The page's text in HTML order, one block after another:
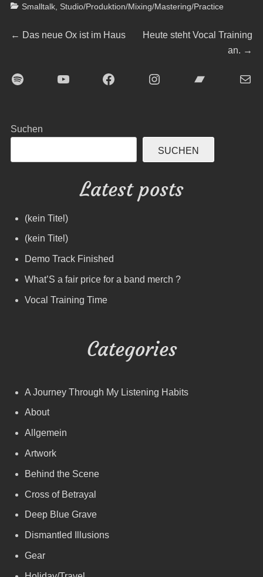
Categories
Smalltalk, Studio/Produktion/Mixing/Mastering/Practice
Beitragsnavigation
← Previous
Das neue Ox ist im Haus
Next
Heute steht Vocal Training
an. →
Spotify YouTubeFacebookInstagramBandcampE-Mail
Suchen
SUCHEN
Latest posts
(kein Titel)
(kein Titel)
Demo Track Finished
What’S a fair price for a band merch ?
Vocal Training Time
Categories
A Journey Through My Listening Habits
About
Allgemein
Artwork
Behind the Scene
Cross of Betrayal
Deep Blue Grave
Dismantled Illusions
Gear